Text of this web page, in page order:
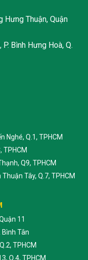
Hưng Thuận, Quận
Bình Hưng Hoà, Q.
Nghé, Q.1, TPHCM
TPHCM
Q9, TPHCM
Tây, Q.7, TPHCM
11
Bình Tân
TPHCM
Q.4, TPHCM